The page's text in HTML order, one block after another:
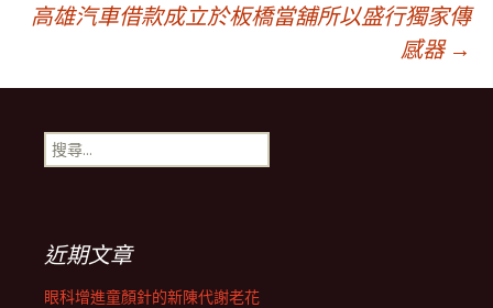
章
導
覽
列
高雄汽車借款成立於板橋當舖所以盛行獨家傳
感器 →
搜
尋
近期文章
眼科增進童顏針的新陳代謝老花